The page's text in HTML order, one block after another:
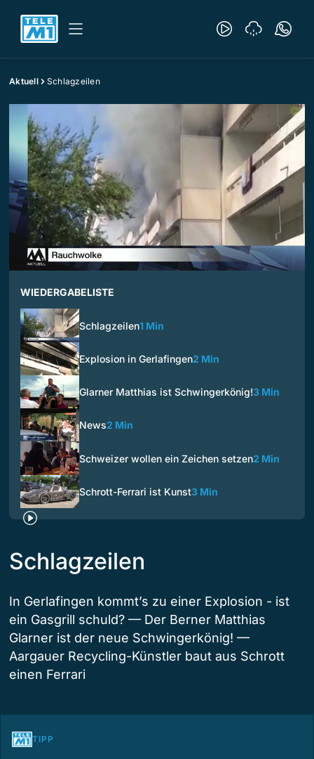
Aktuell Schlagzeilen
WIEDERGABELISTE
Schlagzeilen1 Min
Explosion in Gerlafingen2 Min
Glarner Matthias ist Schwingerkönig!3 Min
News2 Min
Schweizer wollen ein Zeichen setzen2 Min
Schrott-Ferrari ist Kunst3 Min
Schlagzeilen
In Gerlafingen kommt’s zu einer Explosion - ist
ein Gasgrill schuld? — Der Berner Matthias
Glarner ist der neue Schwingerkönig! —
Aargauer Recycling-Künstler baut aus Schrott
einen Ferrari
TIPP